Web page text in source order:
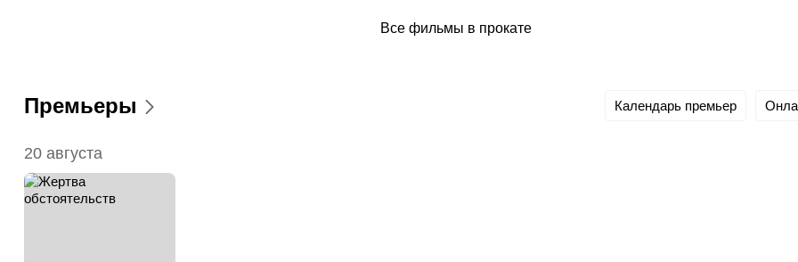
Все фильмы в прокате
Премьеры Календарь премьер
20 августа